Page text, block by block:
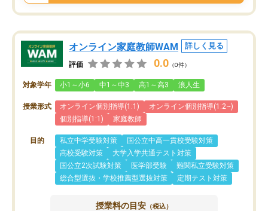
オンライン家庭教師WAM 詳しく見る
評価 0.0 （0件）
対象学年 小1～小6 中1～中3 高1～高3 浪人生
授業形式 オンライン個別指導(1:1)
オンライン個別指導(1:2~)
個別指導(1:1)
家庭教師
目的 私立中学受験対策
国公立中高一貫校受験対策
高校受験対策
大学入学共通テスト対策
国公立2次試験対策
医学部受験
難関私立受験対策
総合型選抜・学校推薦型選抜対策
定期テスト対策
授業料の目安 （税込）